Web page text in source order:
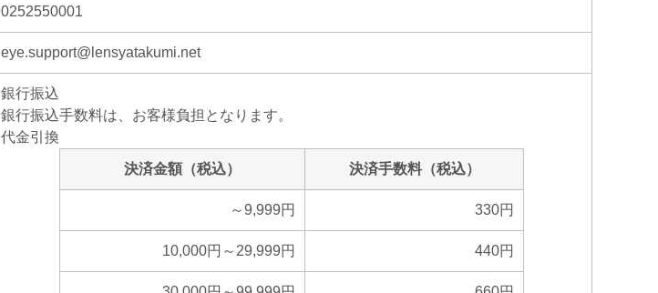
0252550001
eye.support@lensyatakumi.net
銀行振込
銀行振込手数料は、お客様負担となります。
代金引換
決済金額（税込） 決済手数料（税込）
～9,999円 330円
10,000円～29,999円 440円